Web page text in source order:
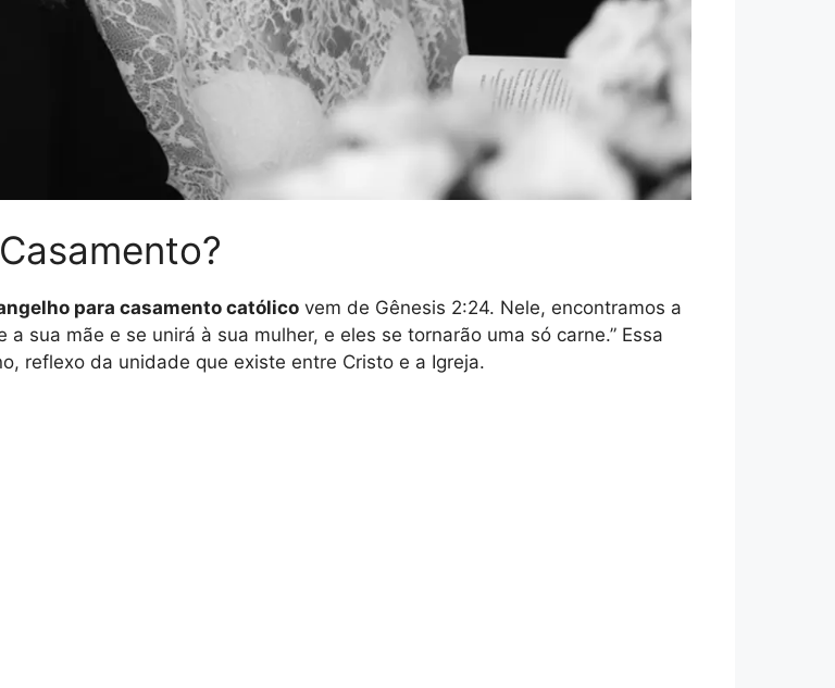
para casamento católico vem de Gênesis 2:24. Nele, encontramos a
sua mãe e se unirá à sua mulher, e eles se tornarão uma só carne.” Essa
reflexo da unidade que existe entre Cristo e a Igreja.